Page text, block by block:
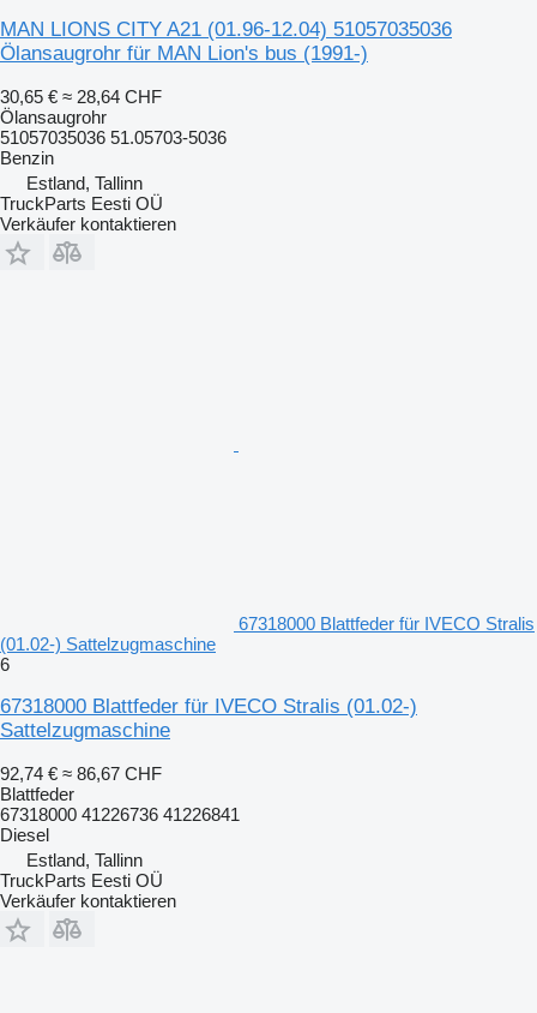
MAN LIONS CITY A21 (01.96-12.04) 51057035036
Ölansaugrohr für MAN Lion's bus (1991-)
30,65 € ≈ 28,64 CHF
Ölansaugrohr
51057035036 51.05703-5036
Benzin
Estland, Tallinn
TruckParts Eesti OÜ
Verkäufer kontaktieren
67318000 Blattfeder für IVECO Stralis
(01.02-) Sattelzugmaschine
6
67318000 Blattfeder für IVECO Stralis (01.02-)
Sattelzugmaschine
92,74 € ≈ 86,67 CHF
Blattfeder
67318000 41226736 41226841
Diesel
Estland, Tallinn
TruckParts Eesti OÜ
Verkäufer kontaktieren